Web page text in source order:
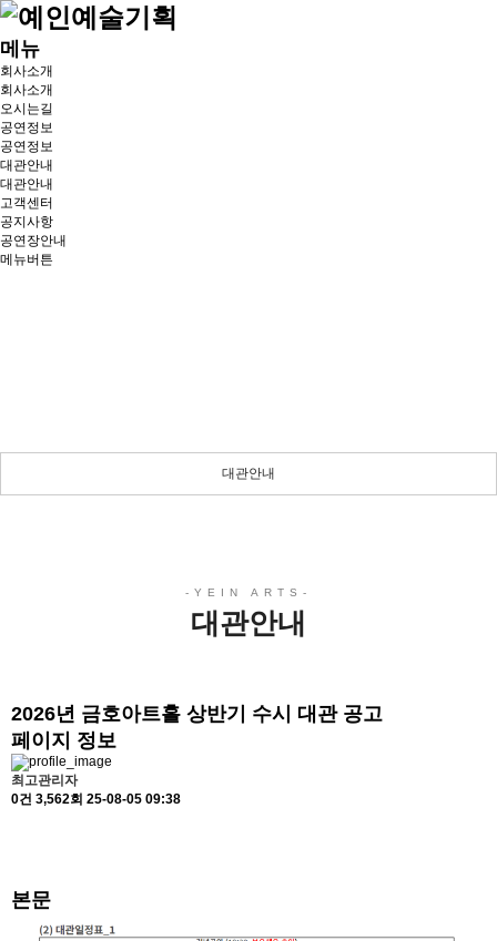
메뉴
회사소개
회사소개
오시는길
공연정보
공연정보
대관안내
대관안내
고객센터
공지사항
공연장안내
메뉴버튼
대관안내
대관안내
2026년 금호아트홀 상반기 수시 대관 공고
페이지 정보
최고관리자
0건 3,562회 25-08-05 09:38
본문